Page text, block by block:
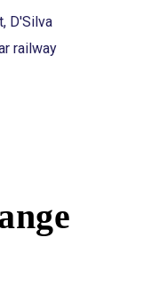
D'Silva
railway